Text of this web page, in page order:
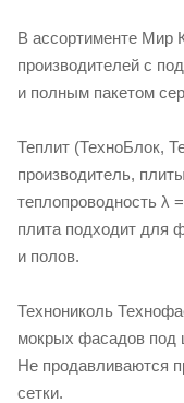
В ассортименте Мир
производителей с
и полным пакетом
Теплит (ТехноБлок,
производитель,
теплопроводность λ
плита подходит для
и полов.
Технониколь
мокрых фасадов под
Не продавливаются
сетки.